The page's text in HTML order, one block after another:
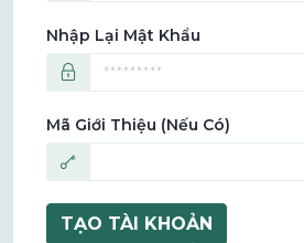
Nhập Lại Mật Khẩu
Mã Giới Thiệu (nếu Có)
TẠO TÀI KHOẢN